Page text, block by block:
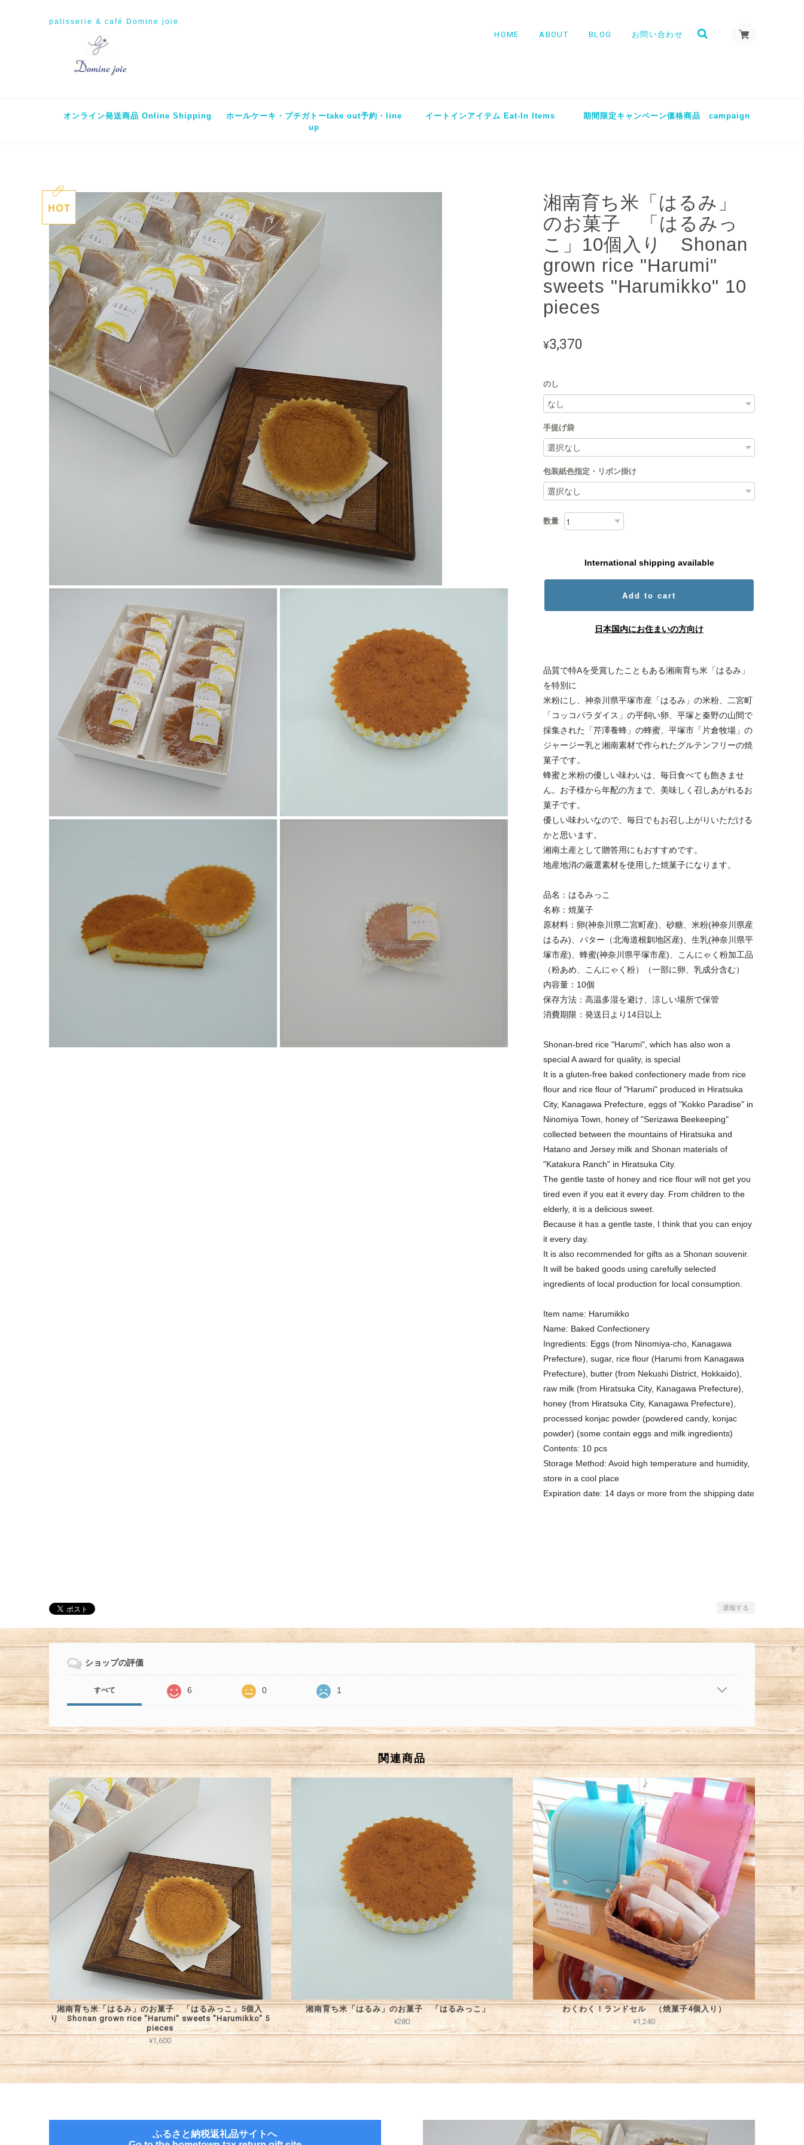
patisserie & café Domine joie
HOME ABOUT BLOG お問い合わせ
オンライン発送商品 Online Shipping
ホールケーキ・プチガトーtake out予約・line
up
イートインアイテム Eat-In Items 期間限定キャンペーン価格商品 campaign
湘南育ち米「はるみ」
のお菓子 「はるみっ
こ」10個入り Shonan
grown rice "Harumi"
sweets "Harumikko" 10
pieces
¥3,370
のし
手提げ袋
包装紙色指定・リボン掛け
数量
International shipping available
Add to cart
日本国内にお住まいの方向け
品質で特Aを受賞したこともある湘南育ち米「はるみ」
を特別に
米粉にし、神奈川県平塚市産「はるみ」の米粉、二宮町
「コッコパラダイス」の平飼い卵、平塚と秦野の山間で
採集された「芹澤養蜂」の蜂蜜、平塚市「片倉牧場」の
ジャージー乳と湘南素材で作られたグルテンフリーの焼
菓子です。
蜂蜜と米粉の優しい味わいは、毎日食べても飽きませ
ん。お子様から年配の方まで、美味しく召しあがれるお
菓子です。
優しい味わいなので、毎日でもお召し上がりいただける
かと思います。
湘南土産として贈答用にもおすすめです。
地産地消の厳選素材を使用した焼菓子になります。
品名：はるみっこ
名称：焼菓子
原材料：卵(神奈川県二宮町産)、砂糖、米粉(神奈川県産
はるみ)、バター（北海道根釧地区産)、生乳(神奈川県平
塚市産)、蜂蜜(神奈川県平塚市産)、こんにゃく粉加工品
（粉あめ、こんにゃく粉）（一部に卵、乳成分含む）
内容量：10個
保存方法：高温多湿を避け、涼しい場所で保管
消費期限：発送日より14日以上
Shonan-bred rice "Harumi", which has also won a
special A award for quality, is special
It is a gluten-free baked confectionery made from rice
flour and rice flour of "Harumi" produced in Hiratsuka
City, Kanagawa Prefecture, eggs of "Kokko Paradise" in
Ninomiya Town, honey of "Serizawa Beekeeping"
collected between the mountains of Hiratsuka and
Hatano and Jersey milk and Shonan materials of
"Katakura Ranch" in Hiratsuka City.
The gentle taste of honey and rice flour will not get you
tired even if you eat it every day. From children to the
elderly, it is a delicious sweet.
Because it has a gentle taste, I think that you can enjoy
it every day.
It is also recommended for gifts as a Shonan souvenir.
It will be baked goods using carefully selected
ingredients of local production for local consumption.
Item name: Harumikko
Name: Baked Confectionery
Ingredients: Eggs (from Ninomiya-cho, Kanagawa
Prefecture), sugar, rice flour (Harumi from Kanagawa
Prefecture), butter (from Nekushi District, Hokkaido),
raw milk (from Hiratsuka City, Kanagawa Prefecture),
honey (from Hiratsuka City, Kanagawa Prefecture),
processed konjac powder (powdered candy, konjac
powder) (some contain eggs and milk ingredients)
Contents: 10 pcs
Storage Method: Avoid high temperature and humidity,
store in a cool place
Expiration date: 14 days or more from the shipping date
通報する
ショップの評価
すべて 6 0 1
関連商品
湘南育ち米「はるみ」のお菓子 「はるみっこ」5個入
り Shonan grown rice "Harumi" sweets "Harumikko" 5
pieces
¥1,600
湘南育ち米「はるみ」のお菓子 「はるみっこ」
¥280
わくわく！ランドセル （焼菓子4個入り）
¥1,240
ふるさと納税返礼品サイトへ